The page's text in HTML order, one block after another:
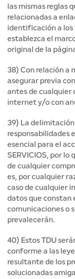
las mismas reglas
relacionadas a
identificación a los
establezca el
original de la
38) Con relación a
asegurar previa
antes de cualquier
internet y/o con
39) La
responsabilidades
esencial para el
SERVICIOS, por lo
de cualquier
es, por cualquier
caso de cualquier
datos que constan
comunicaciones o
prevalecerán.
40) Estos TDU
conforme a las
resultante de los
solucionadas